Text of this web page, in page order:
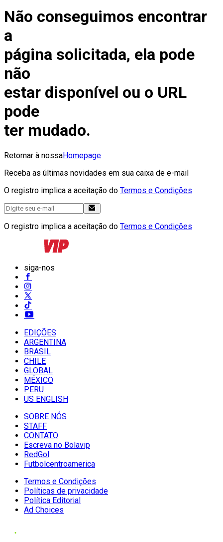
Não conseguimos encontrar
a
página solicitada, ela pode
não
estar disponível ou o URL
pode
ter mudado.
Retornar à nossaHomepage
Receba as últimas novidades em sua caixa de e-mail
O registro implica a aceitação do Termos e Condições
O registro implica a aceitação do Termos e Condições
siga-nos
EDIÇÕES
ARGENTINA
BRASIL
CHILE
GLOBAL
MÉXICO
PERU
US ENGLISH
SOBRE NÓS
STAFF
CONTATO
Escreva no Bolavip
RedGol
Futbolcentroamerica
Termos e Condições
Políticas de privacidade
Política Editorial
Ad Choices